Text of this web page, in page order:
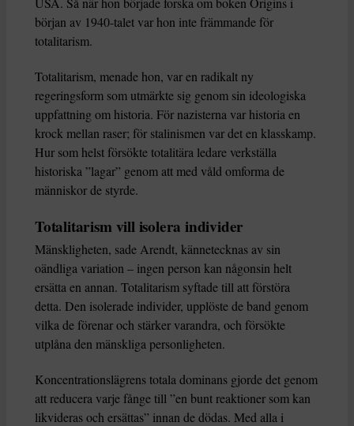
början av 1940-talet var hon inte främmande för
totalitarism.
Totalitarism, menade hon, var en radikalt ny
regeringsform som utmärkte sig genom sin ideologiska
uppfattning om historia. För nazisterna var historia en
krock mellan raser; för stalinismen var det en klasskamp.
Hur som helst försökte totalitära ledare verkställa
historiska ”lagar” genom att med våld omforma de
människor de styrde.
Totalitarism vill isolera individer
Mänskligheten, sade Arendt, kännetecknas av sin
oändliga variation – ingen person kan någonsin helt
ersätta en annan. Totalitarism syftade till att förstöra
detta. Den isolerade individer, upplöste de band genom
vilka de förenar och stärker varandra, och försökte
utplåna den mänskliga personligheten.
Koncentrationslägrens totala dominans gjorde det genom
att reducera varje fånge till ”en bunt reaktioner som kan
likvideras och ersättas” innan de dödas. Med alla i